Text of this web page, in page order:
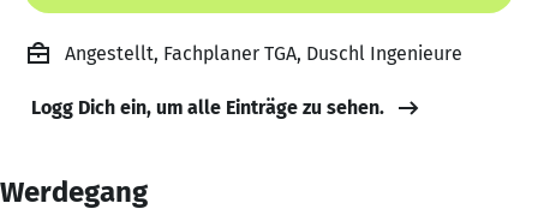
Angestellt, Fachplaner TGA, Duschl Ingenieure
Logg Dich ein, um alle Einträge zu sehen.
Werdegang